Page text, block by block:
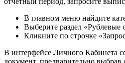
В главном меню найдите
Выберите раздел «Рублевые
Кликните по строчке
В интерфейсе Личного Кабинета
документ, предварительно